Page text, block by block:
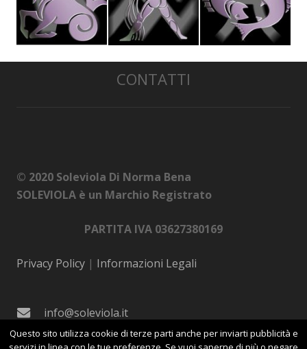
CONTATTI
© 2020 Soleviola Di Norma Bena
SOLEVIOLA è un Marchio Registrato
PARTITA IVA 03627380169
Privacy Policy | Informazioni Legali
info@soleviola.it
+39 035824391
Questo sito utilizza cookie di terze parti anche per inviarti pubblicità e